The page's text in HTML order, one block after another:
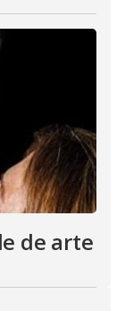
de arte